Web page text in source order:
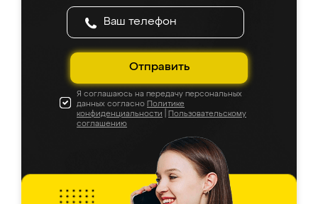
Отправить
Я соглашаюсь на передачу персональных
данных согласно Политике
конфиденциальности
Пользовательскому
соглашению